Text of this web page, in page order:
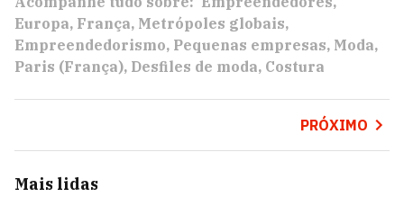
Europa França Metrópoles globais
Empreendedorismo Pequenas empresas Moda
Paris (França) Desfiles de moda Costura
PRÓXIMO
Mais lidas